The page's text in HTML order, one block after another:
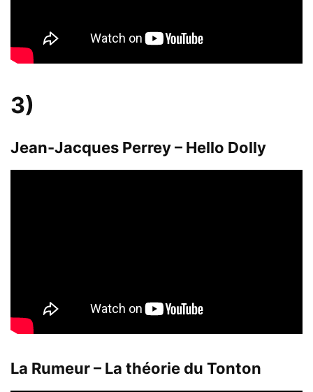
3)
Jean-Jacques Perrey – Hello Dolly
La Rumeur – La théorie du Tonton